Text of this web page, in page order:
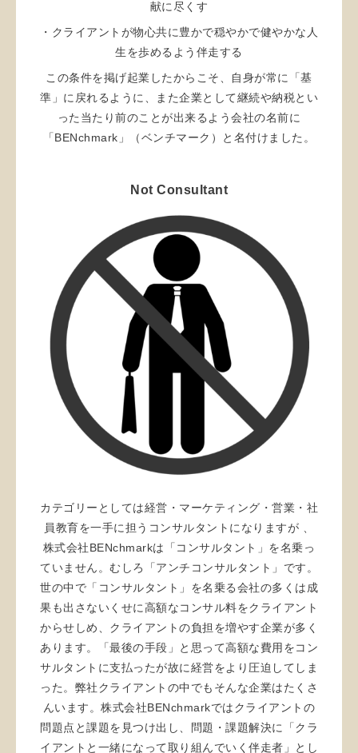
献に尽くす
・クライアントが物心共に豊かで穏やかで健やかな人
生を歩めるよう伴走する
この条件を掲げ起業したからこそ、自身が常に「基
準」に戻れるように、また企業として継続や納税とい
った当たり前のことが出来るよう会社の名前に
「BENchmark」（ベンチマーク）と名付けました。
Not Consultant
カテゴリーとしては経営・マーケティング・営業・社
員教育を一手に担うコンサルタントになりますが 、
株式会社BENchmarkは「コンサルタント」を名乗っ
ていません。むしろ「アンチコンサルタント」です。
世の中で「コンサルタント」を名乗る会社の多くは成
果も出さないくせに高額なコンサル料をクライアント
からせしめ、クライアントの負担を増やす企業が多く
あります。「最後の手段」と思って高額な費用をコン
サルタントに支払ったが故に経営をより圧迫してしま
った。弊社クライアントの中でもそんな企業はたくさ
んいます。株式会社BENchmarkではクライアントの
問題点と課題を見つけ出し、問題・課題解決に「クラ
イアントと一緒になって取り組んでいく伴走者」とし